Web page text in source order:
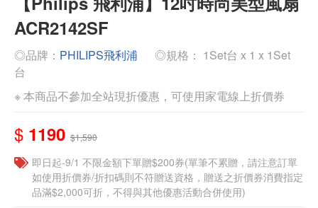
ACR2142SF
◎品牌： PHILIPS飛利浦
◎規格： 1Set台 x 1 x 1Set
台
※ 本商品不參加全站現折優惠，可使用家電線上折價券
$ 1190 $1,590
即日起-9/1 不限金額下單贈$200券(單筆不累贈，請注意訂單
如使用折價券/折扣碼則不符贈送資格，贈送之折價券消費指定
品滿$2,000可折，不得與其他優惠活動合併使用)